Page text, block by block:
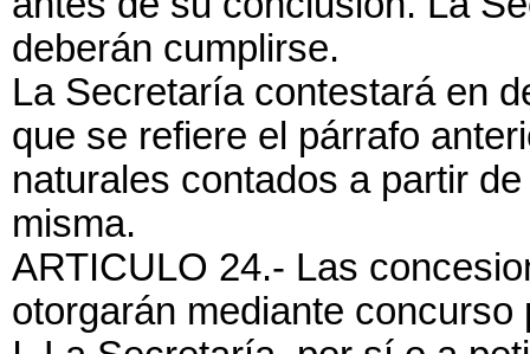
deberán cumplirse.
La Secretaría contestará en
que se refiere el párrafo
naturales contados a partir
misma.
ARTICULO 24.- Las
otorgarán mediante